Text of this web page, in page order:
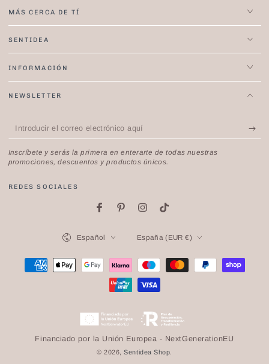
MÁS CERCA DE TÍ
SENTIDEA
INFORMACIÓN
NEWSLETTER
Introducir
correo
Inscríbete y serás la primera en enterarte de todas nuestras
promociones, descuentos y productos únicos.
REDES SOCIALES
FacebookPinterestInstagramTikTok
Financiado por la Unión Europea - NextGenerationEU
© 2026,Sentidea Shop
Español España (EUR €)
Métodos